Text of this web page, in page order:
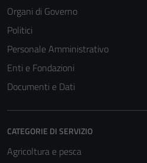
Organi di Governo
Politici
Personale Amministrativo
Enti e Fondazioni
Documenti e Dati
CATEGORIE DI SERVIZIO
Agricoltura e pesca